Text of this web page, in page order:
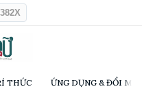
THỨC ỨNG DỤNG & ĐỔI